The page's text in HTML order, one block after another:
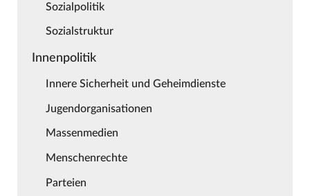
Sozialpolitik
Sozialstruktur
Innenpolitik
Innere Sicherheit und Geheimdienste
Jugendorganisationen
Massenmedien
Menschenrechte
Parteien